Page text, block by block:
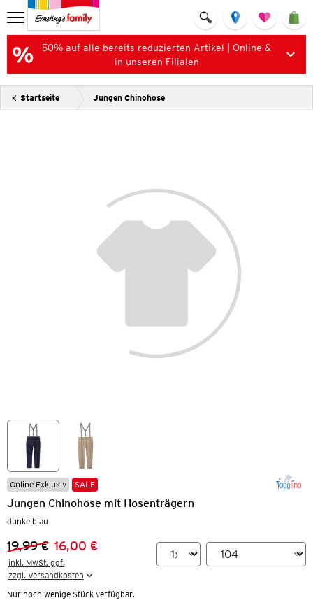
50% auf alle bereits reduzierten Artikel | Online &
in unseren Filialen
Startseite Jungen Chinohose
Online Exklusiv SALE
Jungen Chinohose mit Hosenträgern
dunkelblau
Vorheriger Preis:
19,99 €
Neuer Preis:
16,00 €
inkl. MwSt. ggf.
zzgl. Versandkosten
Nur noch wenige Stück verfügbar.